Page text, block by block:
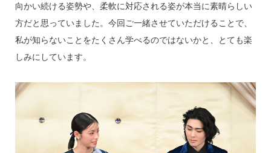
向かい続ける姿勢や、柔軟に対応される姿が本当に素晴らしい
方だと思っていました。今回ご一緒させていただけることで、
私が知らないことをたくさん学べるのではないかと、とても楽
しみにしています。